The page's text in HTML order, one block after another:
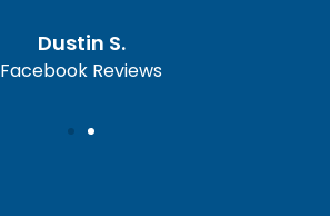
Dustin S.
Facebook Reviews